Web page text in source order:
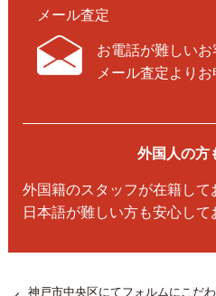
メール査定
お電話が難しいお
メール査定よりお
外国人の方
外国籍のスタッフが在籍して
日本語が難しい方も安心して
神戸市中央区にてフォルムにこだ